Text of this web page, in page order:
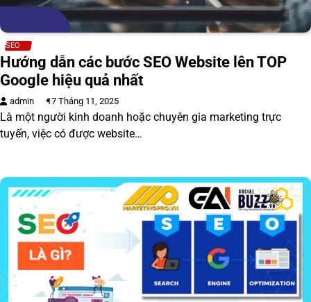
SEO
Hướng dẫn các bước SEO Website lên TOP
Google hiệu quả nhất
admin 17 Tháng 11, 2025
Là một người kinh doanh hoặc chuyên gia marketing trực
tuyến, việc có được website…